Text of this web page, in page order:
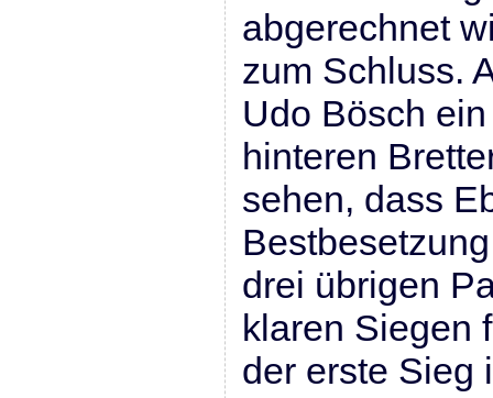
abgerechnet
zum Schluss.
Udo Bösch
hinteren
sehen, dass
drei übrigen
klaren Siegen
der erste Sieg